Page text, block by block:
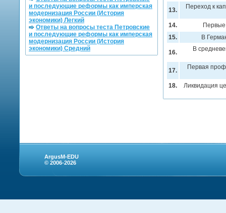
13. Переход к
14.
15.
В
16. В
17. Первая
18. Ликвидация
и последующие реформы как имперская
модернизация России (История
экономики) Легкий
Ответы на вопросы теста Петровские
и последующие реформы как имперская
модернизация России (История
экономики) Средний
ArgusM-EDU
© 2006-2026